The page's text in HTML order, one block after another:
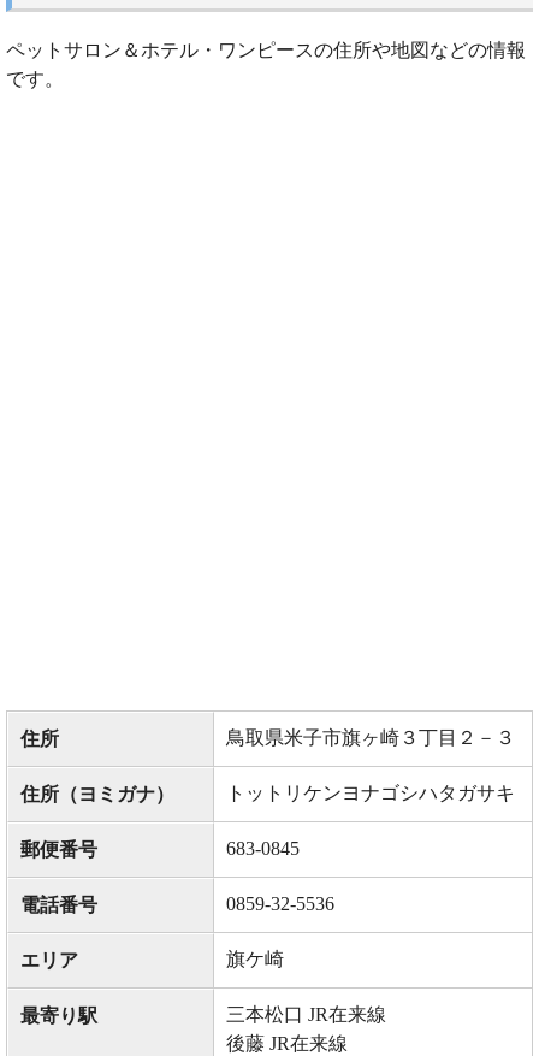
ペットサロン＆ホテル・ワンピースの住所や地図などの情報
です。
住所 鳥取県米子市旗ヶ崎３丁目２－３
住所（ヨミガナ） トットリケンヨナゴシハタガサキ
郵便番号 683-0845
電話番号 0859-32-5536
エリア 旗ケ崎
最寄り駅
三本松口 JR在来線
後藤 JR在来線